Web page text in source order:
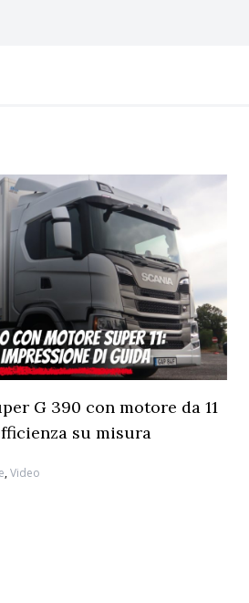
G 390 con motore da 11
su misura
,Video